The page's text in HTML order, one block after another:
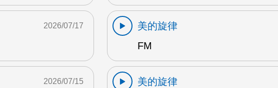
2026/07/17
美的旋律
FM
2026/07/15
美的旋律